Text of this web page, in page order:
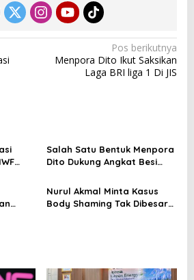
Pos berikutnya
Menpora Dito Ikut Saksikan
Laga BRI liga 1 Di JIS
Salah Satu Bentuk Menpora
Dito Dukung Angkat Besi
Nurul Akmal Minta Kasus
Body Shaming Tak Dibesar-